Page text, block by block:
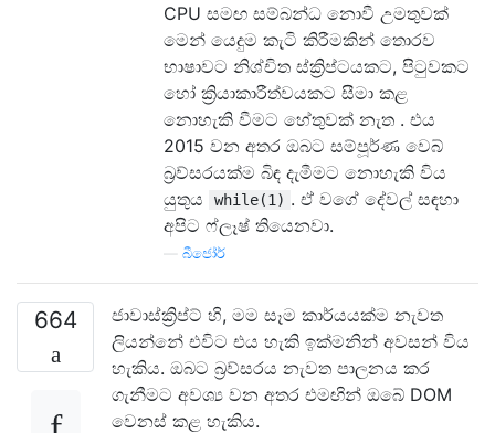
CPU සමඟ සම්බන්ධ නොවී උමතුවක්
මෙන් යෙදුම කැටි කිරීමකින් තොරව
භාෂාවට නිශ්චිත ස්ක්‍රිප්ටයකට, පිටුවකට
හෝ ක්‍රියාකාරීත්වයකට සීමා කළ
නොහැකි වීමට හේතුවක් නැත . එය
2015 වන අතර ඔබට සම්පූර්ණ වෙබ්
බ්‍රව්සරයක්ම බිඳ දැමීමට නොහැකි විය
යුතුය
while(1) . ඒ වගේ දේවල් සඳහා
අපිට ෆ්ලෑෂ් තියෙනවා.
බීජෝර්
664
ජාවාස්ක්‍රිප්ට් හි, මම සෑම කාර්යයක්ම නැවත
ලියන්නේ එවිට එය හැකි ඉක්මනින් අවසන් විය
හැකිය. ඔබට බ්‍රව්සරය නැවත පාලනය කර
ගැනීමට අවශ්‍ය වන අතර එමඟින් ඔබේ DOM
වෙනස් කළ හැකිය.